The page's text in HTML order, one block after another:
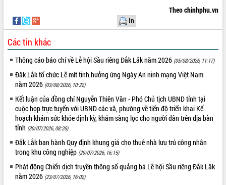
Theo chinhphu.vn
In
Các tin khác
Thông cáo báo chí về Lễ hội Sầu riêng Đắk Lắk năm 2026 (05/08/2026, 11:17)
Đắk Lắk tổ chức Lễ mít tinh hưởng ứng Ngày An ninh mạng Việt Nam
năm 2026 (03/08/2026, 10:22)
Kết luận của đồng chí Nguyễn Thiên Văn - Phó Chủ tịch UBND tỉnh tại
cuộc họp trực tuyến với UBND các xã, phường về tiến độ triển khai Kế
hoạch khám sức khỏe định kỳ, khám sàng lọc cho người dân trên địa bàn
tỉnh (30/07/2026, 08:26)
Đắk Lắk ban hành Quy định khung giá cho thuê nhà lưu trú công nhân
trong khu công nghiệp (29/07/2026, 16:15)
Phát động Chiến dịch truyền thông số quảng bá Lễ hội Sầu riêng Đắk Lắk
năm 2026 (23/07/2026, 16:02)